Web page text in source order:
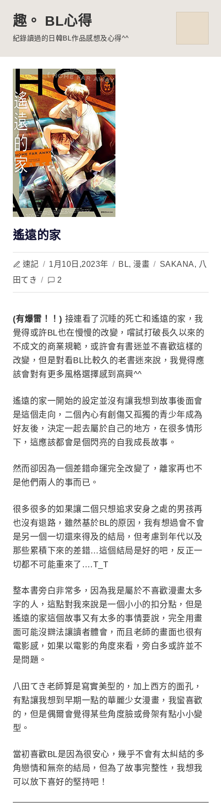
content
趣。 BL心得
紀錄讀過的日韓BL作品感想及心得^^
遙遠的家
速記 / 1月10日,2023年 / BL, 漫畫 / SAKANA, 八
田てき / 2
(有爆雷！！) 接連看了沉睡的死亡和遙遠的家，我
覺得或許BL也在慢慢的改變，嚐試打破長久以來的
不成文的商業規範，或許會有書迷並不喜歡這樣的
改變，但是對看BL比較久的老書迷來說，我覺得應
該會對有更多風格選擇感到高興^^
遙遠的家一開始的設定並沒有讓我想到故事後面會
是這個走向，二個內心有創傷又孤獨的青少年成為
好友後，決定一起去屬於自己的地方，在很多情形
下，這應該都會是個閃亮的自我成長故事。
然而卻因為一個差錯命運完全改變了，離家再也不
是他們兩人的事而已。
很多很多的如果讓二個只想追求安身之處的男孩再
也沒有退路，雖然基於BL的原因，我有想過會不會
是另一個一切還來得及的結局，但考慮到年代以及
那些累積下來的差錯…這個結局是好的吧，反正一
切都不可能重來了….T_T
整本書旁白非常多，因為我是屬於不喜歡漫畫太多
字的人，這點對我來說是一個小小的扣分點，但是
遙遠的家這個故事又有太多的事情要說，完全用畫
面可能沒辧法讓讀者體會，而且老師的畫面也很有
電影感，如果以電影的角度來看，旁白多或許並不
是問題。
八田てき老師算是寫實美型的，加上西方的面孔，
有點讓我想到早期一點的華麗少女漫畫，我蠻喜歡
的，但是偶爾會覺得某些角度臉或骨架有點小小變
型。
當初喜歡BL是因為很安心，幾乎不會有太糾結的多
角戀情和無奈的結局，但為了故事完整性，我想我
可以放下喜好的堅持吧！